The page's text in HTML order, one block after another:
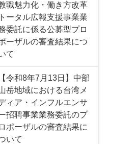
職魅力化・働き方改革
トータル広報支援事業業
委託に係る公募型プロ
ーザルの審査結果につ
て
【令和8年7月13日】中部
岳地域における台湾メ
ィア・インフルエンサ
招聘事業業務委託のプ
ロポーザルの審査結果に
いて